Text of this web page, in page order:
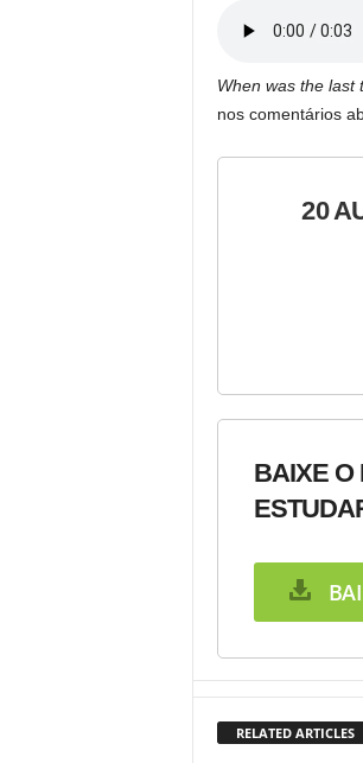
When was the last
nos comentários
20
BAIXE O
RELATED ARTICLES